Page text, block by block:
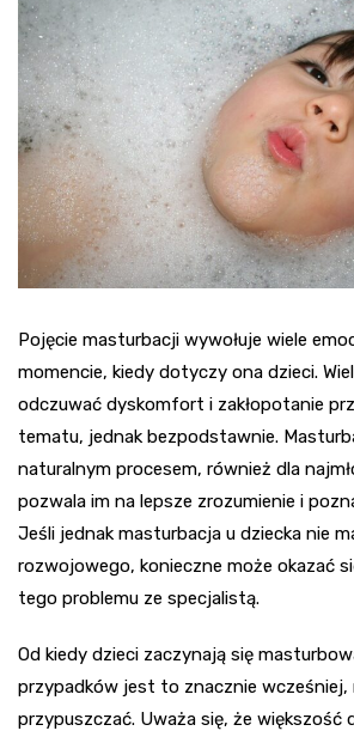
Pojęcie masturbacji wywołuje wiele
momencie, kiedy dotyczy ona dzieci.
odczuwać dyskomfort i zakłopotanie
tematu, jednak bezpodstawnie.
naturalnym procesem, również dla
pozwala im na lepsze zrozumienie i
Jeśli jednak masturbacja u dziecka nie
rozwojowego, konieczne może okazać
tego problemu ze specjalistą.
Od kiedy dzieci zaczynają się
przypadków jest to znacznie wcześniej,
przypuszczać. Uważa się, że większość